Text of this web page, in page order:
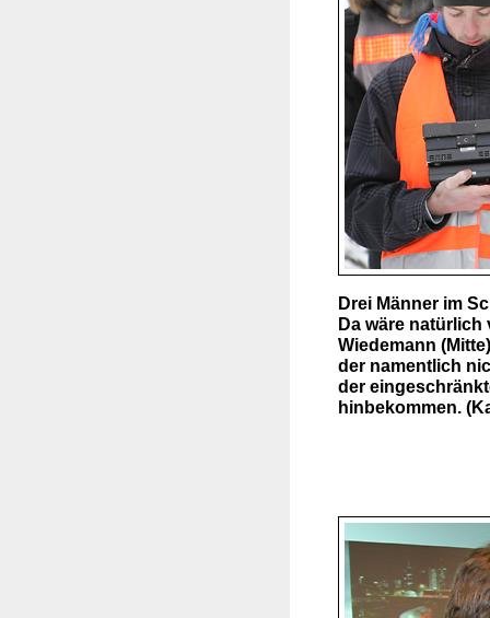
Drei Männer im
Da wäre
Wiedemann
der namentlich
der
hinbekommen.